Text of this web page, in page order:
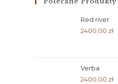
Red river
2400,00 zł
Verba
2400,00 zł